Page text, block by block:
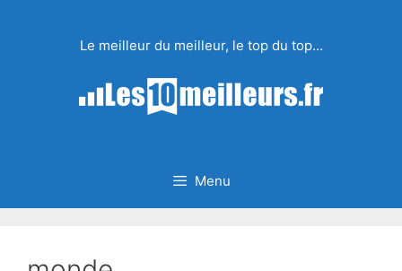
Le meilleur du meilleur, le top du top…
Menu